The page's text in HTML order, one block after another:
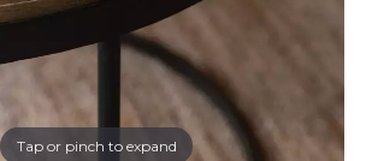
Tap or pinch to expand